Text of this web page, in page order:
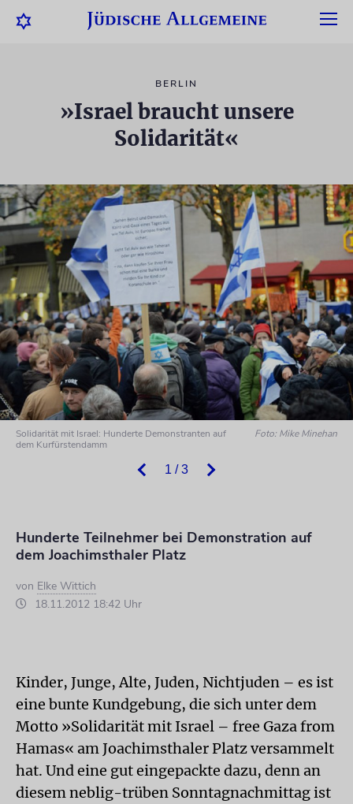
BERLIN
»Israel braucht unsere
Solidarität«
1 / 3
Solidarität mit Israel: Hunderte Demonstranten auf
dem Kurfürstendamm
Foto: Mike Minehan
Hunderte Teilnehmer bei Demonstration auf
dem Joachimsthaler Platz
von Elke Wittich
18.11.2012 18:42 Uhr
Kinder, Junge, Alte, Juden, Nichtjuden – es ist
eine bunte Kundgebung, die sich unter dem
Motto »Solidarität mit Israel – free Gaza from
Hamas« am Joachimsthaler Platz versammelt
hat. Und eine gut eingepackte dazu, denn an
diesem neblig-trüben Sonntagnachmittag ist